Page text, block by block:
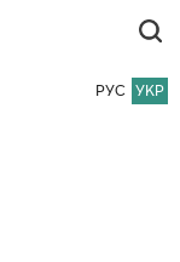
РУС УКР